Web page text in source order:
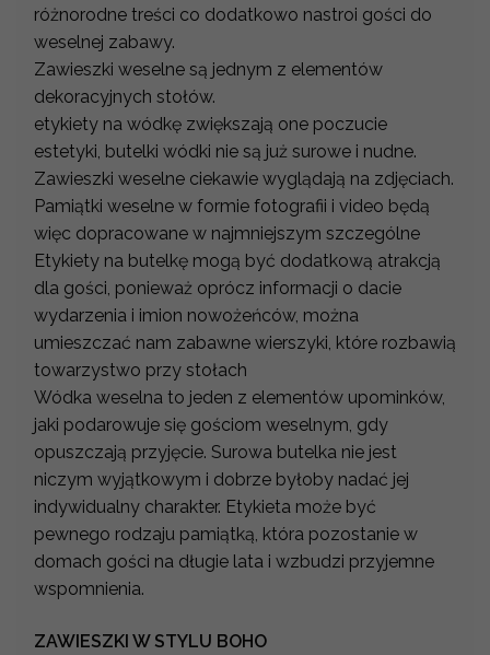
różnorodne treści co dodatkowo nastroi gości do
weselnej zabawy.
Zawieszki weselne są jednym z elementów
dekoracyjnych stołów.
etykiety na wódkę zwiększają one poczucie
estetyki, butelki wódki nie są już surowe i nudne.
Zawieszki weselne ciekawie wyglądają na zdjęciach.
Pamiątki weselne w formie fotografii i video będą
więc dopracowane w najmniejszym szczególne
Etykiety na butelkę mogą być dodatkową atrakcją
dla gości, ponieważ oprócz informacji o dacie
wydarzenia i imion nowożeńców, można
umieszczać nam zabawne wierszyki, które rozbawią
towarzystwo przy stołach
Wódka weselna to jeden z elementów upominków,
jaki podarowuje się gościom weselnym, gdy
opuszczają przyjęcie. Surowa butelka nie jest
niczym wyjątkowym i dobrze byłoby nadać jej
indywidualny charakter. Etykieta może być
pewnego rodzaju pamiątką, która pozostanie w
domach gości na długie lata i wzbudzi przyjemne
wspomnienia.
ZAWIESZKI W STYLU BOHO